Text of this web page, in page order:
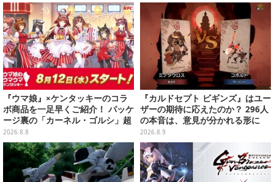
『ウマ娘』×ケンタッキーのコラ
ボ商品を一足早くご紹介！ パッケ
ージ裏の「カーネル・ゴルシ」超
長文コラボ告知は必見、オリジナ
ル商品はガツンと来るにんにくが
美味しくて「全銀河☆ゴルゴルチ
キン化計画」の一部になる【実物
レポ】
2026.8.8
『カルドセプト ビギンズ』はユー
ザーの期待に応えたのか？ 296人
の本音は、意見が分かれる形に
【アンケ結果】
2026.8.9